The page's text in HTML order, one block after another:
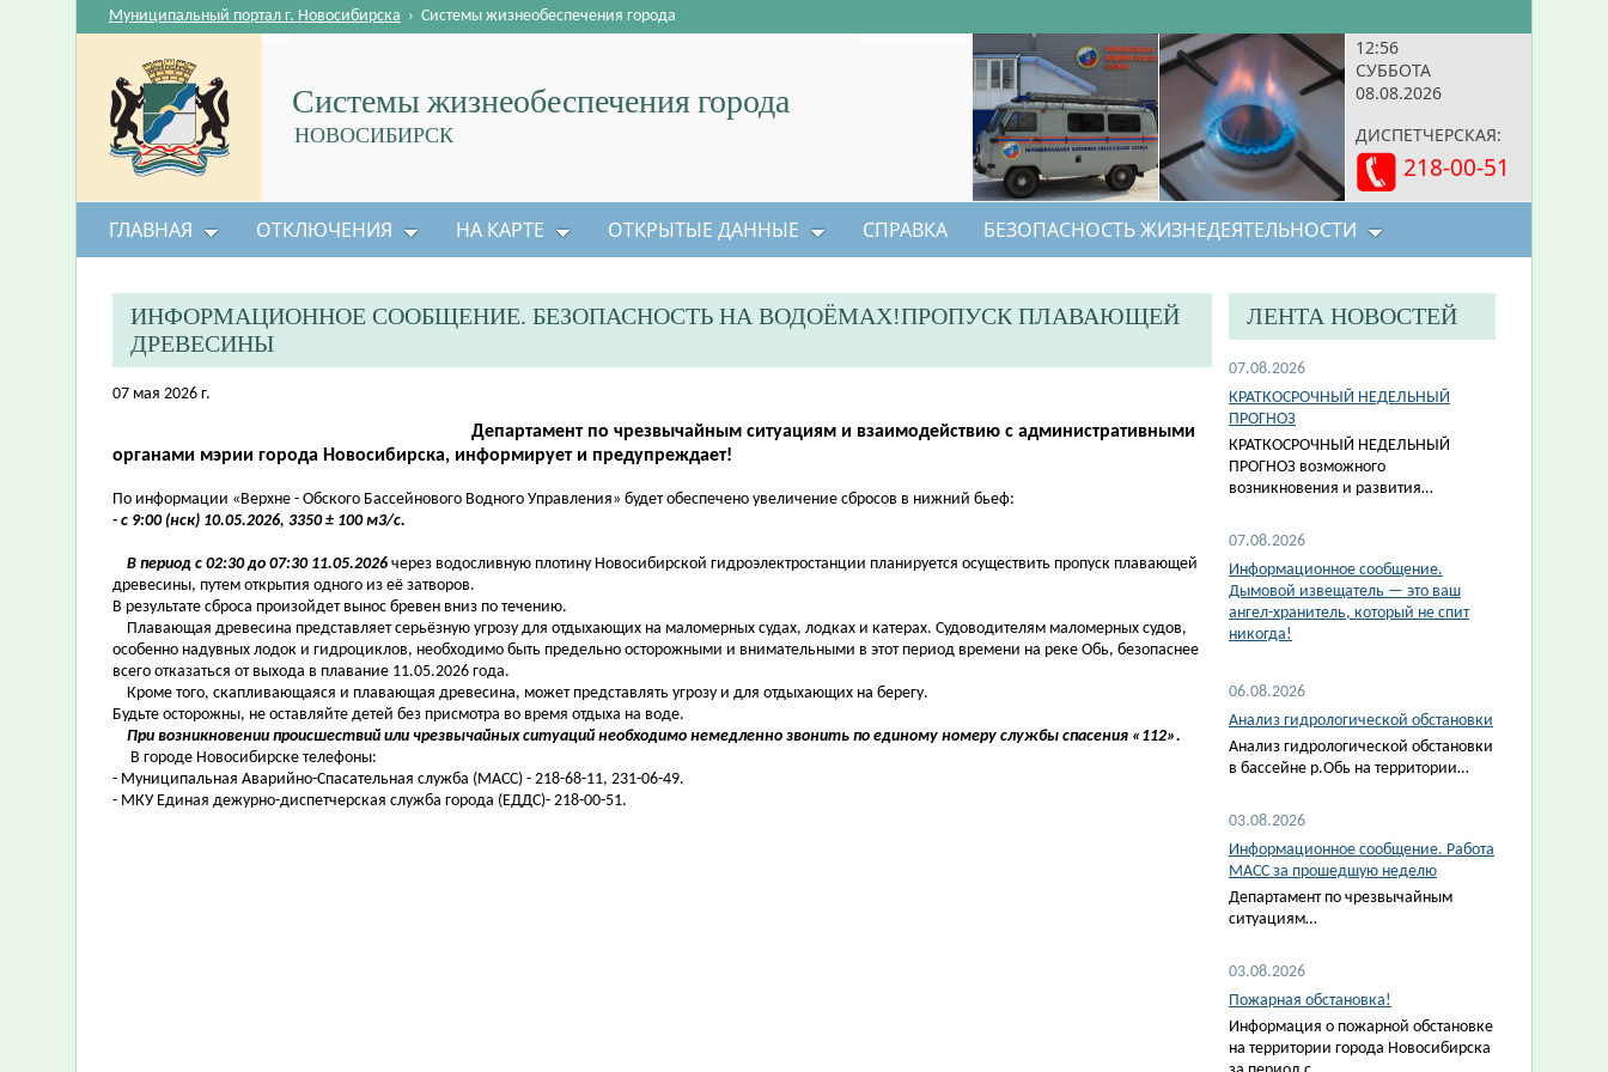
12:56
СУББОТА
08.08.2026
ДИСПЕТЧЕРСКАЯ:
218-00-51
Системы жизнеобеспечения города
НОВОСИБИРСК
Муниципальный портал г. Новосибирска › Системы жизнеобеспечения города
ГЛАВНАЯ ОТКЛЮЧЕНИЯ НА КАРТЕ ОТКРЫТЫЕ ДАННЫЕ СПРАВКА БЕЗОПАСНОСТЬ ЖИЗНЕДЕЯТЕЛЬНОСТИ
ИНФОРМАЦИОННОЕ СООБЩЕНИЕ. БЕЗОПАСНОСТЬ НА ВОДОЁМАХ!ПРОПУСК ПЛАВАЮЩЕЙ
ДРЕВЕСИНЫ
07 мая 2026 г.
Департамент по чрезвычайным ситуациям и взаимодействию с административными
органами мэрии города Новосибирска, информирует и предупреждает!
По информации «Верхне - Обского Бассейнового Водного Управления» будет обеспечено увеличение сбросов в нижний бьеф:
- с 9:00 (нск) 10.05.2026, 3350 ± 100 м3/с.
В период с 02:30 до 07:30 11.05.2026 через водосливную плотину Новосибирской гидроэлектростанции планируется осуществить пропуск плавающей
древесины, путем открытия одного из её затворов.
В результате сброса произойдет вынос бревен вниз по течению.
Плавающая древесина представляет серьёзную угрозу для отдыхающих на маломерных судах, лодках и катерах. Судоводителям маломерных судов,
особенно надувных лодок и гидроциклов, необходимо быть предельно осторожными и внимательными в этот период времени на реке Обь, безопаснее
всего отказаться от выхода в плавание 11.05.2026 года.
Кроме того, скапливающаяся и плавающая древесина, может представлять угрозу и для отдыхающих на берегу.
Будьте осторожны, не оставляйте детей без присмотра во время отдыха на воде.
При возникновении происшествий или чрезвычайных ситуаций необходимо немедленно звонить по единому номеру службы спасения «112».
В городе Новосибирске телефоны:
- Муниципальная Аварийно-Спасательная служба (МАСС) - 218-68-11, 231-06-49.
- МКУ Единая дежурно-диспетчерская служба города (ЕДДС)- 218-00-51.
ЛЕНТА НОВОСТЕЙ
07.08.2026
КРАТКОСРОЧНЫЙ НЕДЕЛЬНЫЙ
ПРОГНОЗ
КРАТКОСРОЧНЫЙ НЕДЕЛЬНЫЙ
ПРОГНОЗ возможного
возникновения и развития…
07.08.2026
Информационное сообщение.
Дымовой извещатель — это ваш
ангел-хранитель, который не спит
никогда!
06.08.2026
Анализ гидрологической обстановки
Анализ гидрологической обстановки
в бассейне р.Обь на территории…
03.08.2026
Информационное сообщение. Работа
МАСС за прошедшую неделю
Департамент по чрезвычайным
ситуациям…
03.08.2026
Пожарная обстановка!
Информация о пожарной обстановке
на территории города Новосибирска